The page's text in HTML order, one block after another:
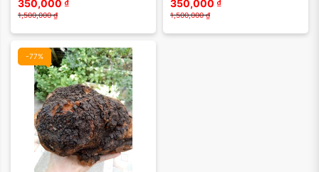
350,000 ₫
1,500,000 ₫
350,000 ₫
1,500,000 ₫
-77%